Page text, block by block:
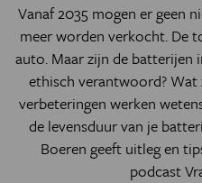
Vanaf 2035 mogen er geen
meer worden verkocht. De
auto. Maar zijn de batterijen
ethisch verantwoord? Wat
verbeteringen werken
de levensduur van je
Boeren geeft uitleg en
podcast